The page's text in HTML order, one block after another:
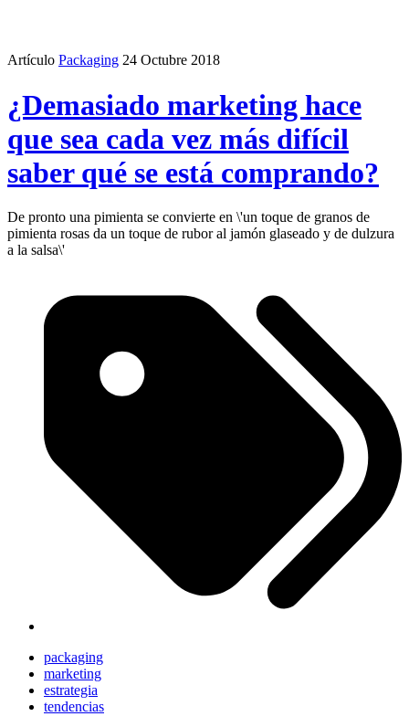
Artículo Packaging 24 Octubre 2018
¿Demasiado marketing hace
que sea cada vez más difícil
saber qué se está comprando?
De pronto una pimienta se convierte en \'un toque de granos de
pimienta rosas da un toque de rubor al jamón glaseado y de dulzura
a la salsa\'
packaging
marketing
estrategia
tendencias